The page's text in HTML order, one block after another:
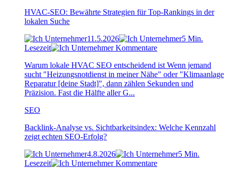
HVAC-SEO: Bewährte Strategien für Top-Rankings in der
lokalen Suche
11.5.2026
5 Min.
Lesezeit
Kommentare
Warum lokale HVAC SEO entscheidend ist Wenn jemand
sucht "Heizungsnotdienst in meiner Nähe" oder "Klimaanlage
Reparatur [deine Stadt]", dann zählen Sekunden und
Präzision. Fast die Hälfte aller G...
SEO
Backlink-Analyse vs. Sichtbarkeitsindex: Welche Kennzahl
zeigt echten SEO-Erfolg?
4.8.2026
5 Min.
Lesezeit
Kommentare